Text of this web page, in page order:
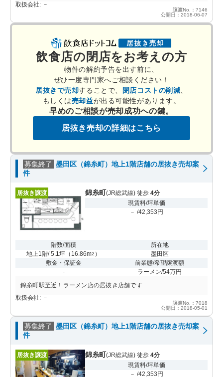
取扱会社: －
譲渡No.：7146
公開日：2018-06-07
飲食店の閉店をお考えの方
物件の解約予告を出す前に、
ぜひ一度専門家へご相談ください！
居抜きで売却することで、 閉店コストの削減
もしくは売却益が出る可能性があります。
早めのご相談が売却成功への鍵。
居抜き売却の詳細はこちら
募集終了 墨田区（錦糸町）地上1階店舗の居抜き売却案
件
居抜き譲渡 錦糸町(JR総武線) 徒歩 4分
現賃料/坪単価
－ /42,353円
階数/面積
地上1階/ 5.1坪 （ 16.86m2 ）
所在地
墨田区
敷金・保証金
-
前業態/希望譲渡額
ラーメン/54万円
錦糸町駅至近！ラーメン店の居抜き店舗です
取扱会社: －
譲渡No.：7018
公開日：2018-05-01
募集終了 墨田区（錦糸町）地上1階店舗の居抜き売却案
件
居抜き譲渡 錦糸町(JR総武線) 徒歩 4分
現賃料/坪単価
－ /42,353円